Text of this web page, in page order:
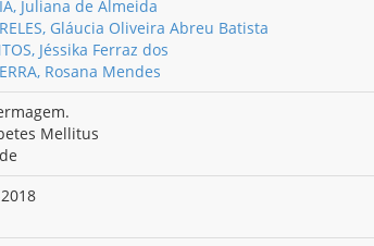
Juliana de Almeida
Gláucia Oliveira Abreu Batista
Jéssika Ferraz dos
Rosana Mendes
Mellitus